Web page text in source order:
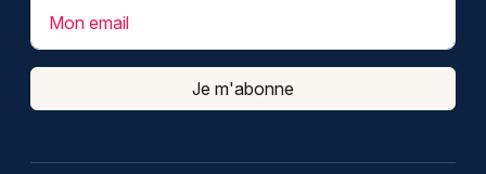
Mon email
Je m'abonne